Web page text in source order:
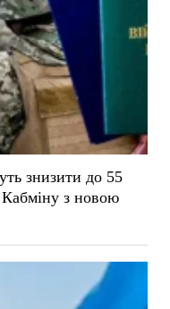
знизити до 55
Кабміну з новою